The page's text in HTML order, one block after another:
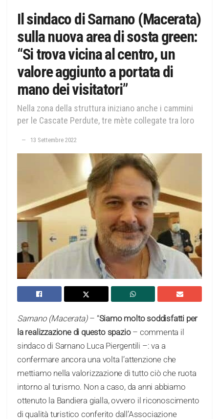
Il sindaco di Sarnano (Macerata)
sulla nuova area di sosta green:
“Si trova vicina al centro, un
valore aggiunto a portata di
mano dei visitatori”
Nella zona della struttura iniziano anche i cammini
per le Cascate Perdute, tre mète collegate tra loro
13 Settembre 2022
Sarnano (Macerata)– “Siamo molto soddisfatti per
la realizzazione di questo spazio– commenta il
sindaco di Sarnano Luca Piergentili –: va a
confermare ancora una volta l’attenzione che
mettiamo nella valorizzazione di tutto ciò che ruota
intorno al turismo. Non a caso, da anni abbiamo
ottenuto la Bandiera gialla, ovvero il riconoscimento
di qualità turistico conferito dall’Associazione